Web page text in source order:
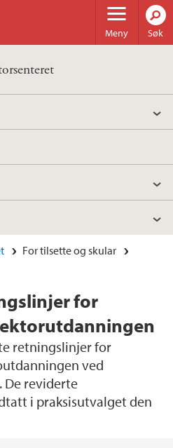
Meny Søk
For tilsette og skular
for
retningslinjer for
ved
De reviderte
i praksisutvalget den